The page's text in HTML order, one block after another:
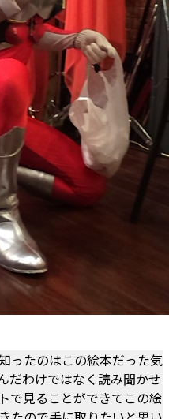
ったのはこの絵本だった気
だわけではなく読み聞かせ
で見ることができてこの絵